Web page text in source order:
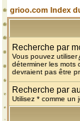
grioo.com Index
Recherche par
Vous pouvez utiliser
déterminer les mots
devraient pas être
Recherche par
Utilisez * comme un